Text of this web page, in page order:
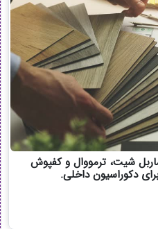
شیت، ترمووال و کفپوش